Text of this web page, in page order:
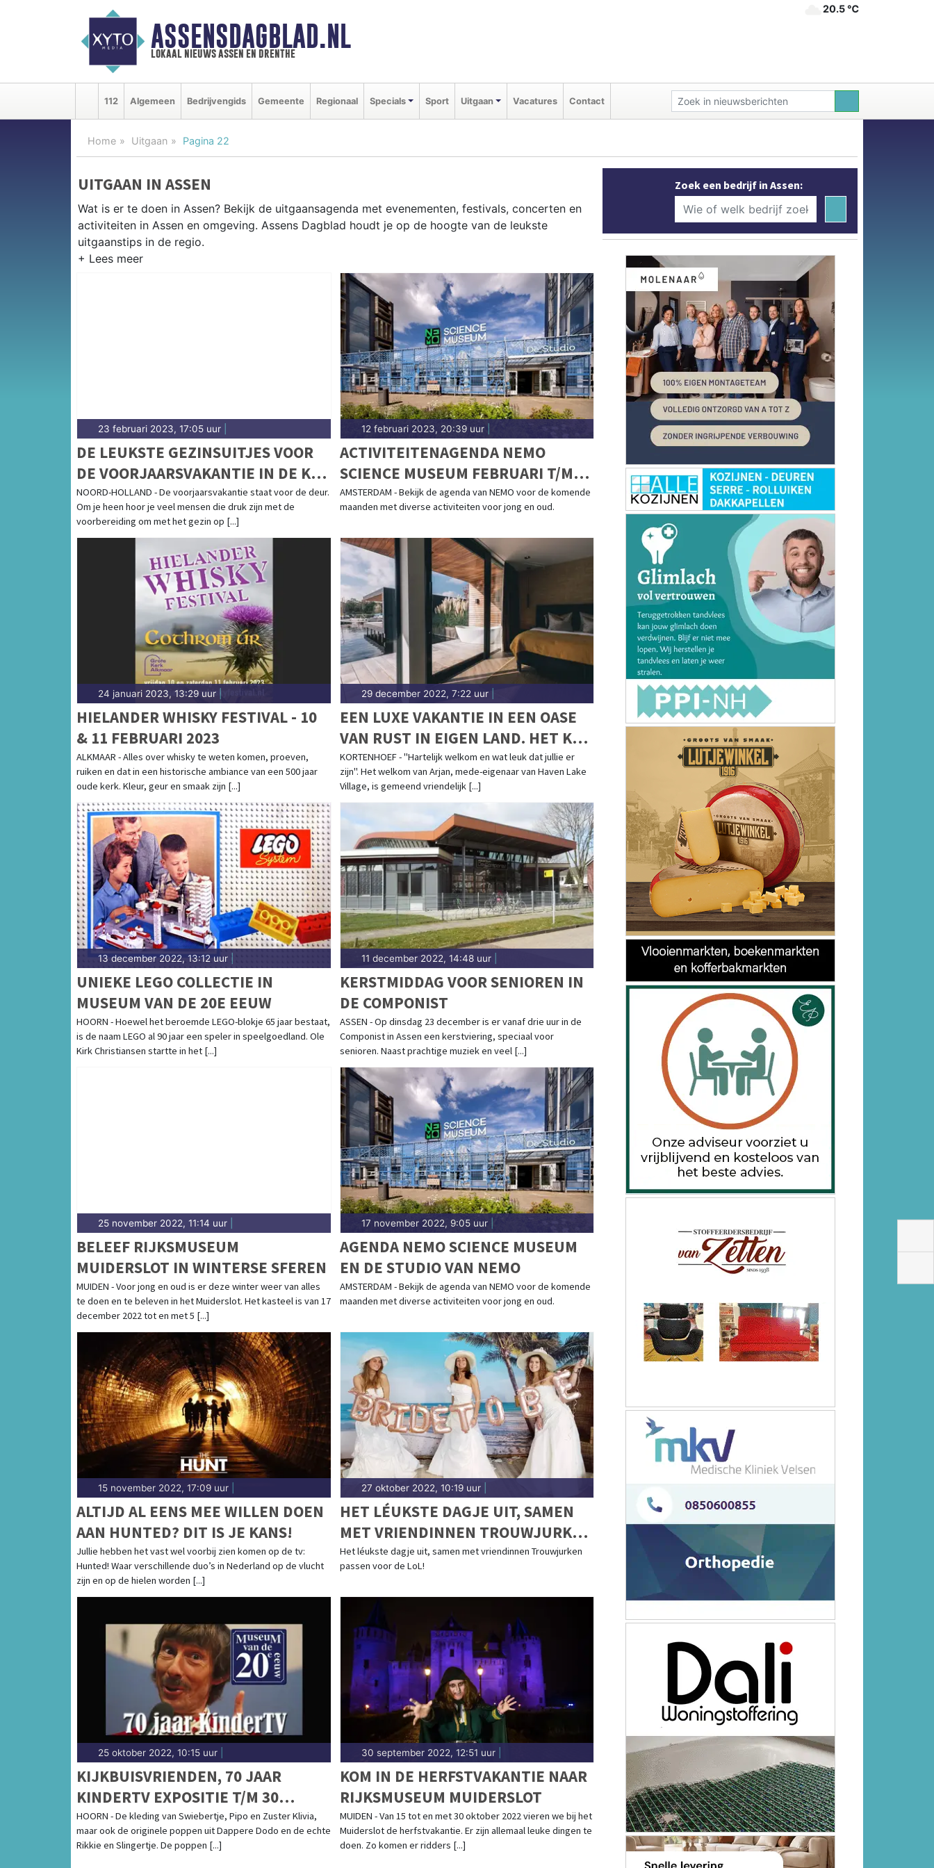
ASSENSDAGBLAD.NL
lokaal nieuws assen en drenthe
20.5 ℃
112 Algemeen Bedrijvengids Gemeente Regionaal Specials Sport Uitgaan Vacatures Contact
Home Uitgaan Pagina 22
UITGAAN IN ASSEN
Wat is er te doen in Assen? Bekijk de uitgaansagenda met evenementen, festivals, concerten en
activiteiten in Assen en omgeving. Assens Dagblad houdt je op de hoogte van de leukste
uitgaanstips in de regio.
Van markten en culturele evenementen tot muziekfestivals en culinaire events - ontdek het
23 februari 2023, 17:05 uur
DE LEUKSTE GEZINSUITJES VOOR
DE VOORJAARSVAKANTIE IN DE KOP
VAN NOORD-HOLLAND
NOORD-HOLLAND - De voorjaarsvakantie staat voor de deur.
Om je heen hoor je veel mensen die druk zijn met de
voorbereiding om met het gezin op [...]
12 februari 2023, 20:39 uur|
ACTIVITEITENAGENDA NEMO
SCIENCE MUSEUM FEBRUARI T/M
APRIL
AMSTERDAM - Bekijk de agenda van NEMO voor de komende
maanden met diverse activiteiten voor jong en oud.
24 januari 2023, 13:29 uur
HIELANDER WHISKY FESTIVAL - 10
& 11 FEBRUARI 2023
ALKMAAR - Alles over whisky te weten komen, proeven,
ruiken en dat in een historische ambiance van een 500 jaar
oude kerk. Kleur, geur en smaak zijn [...]
29 december 2022, 7:22 uur|
EEN LUXE VAKANTIE IN EEN OASE
VAN RUST IN EIGEN LAND. HET KAN
BIJ HAVEN LAKE VILLAGE!
KORTENHOEF - "Hartelijk welkom en wat leuk dat jullie er
zijn". Het welkom van Arjan, mede-eigenaar van Haven Lake
Village, is gemeend vriendelijk [...]
13 december 2022, 13:12 uur
UNIEKE LEGO COLLECTIE IN
MUSEUM VAN DE 20E EEUW
HOORN - Hoewel het beroemde LEGO-blokje 65 jaar bestaat,
is de naam LEGO al 90 jaar een speler in speelgoedland. Ole
Kirk Christiansen startte in het [...]
11 december 2022, 14:48 uur|
KERSTMIDDAG VOOR SENIOREN IN
DE COMPONIST
ASSEN - Op dinsdag 23 december is er vanaf drie uur in de
Componist in Assen een kerstviering, speciaal voor
senioren. Naast prachtige muziek en veel [...]
25 november 2022, 11:14 uur
BELEEF RIJKSMUSEUM
MUIDERSLOT IN WINTERSE SFEREN
MUIDEN - Voor jong en oud is er deze winter weer van alles
te doen en te beleven in het Muiderslot. Het kasteel is van 17
december 2022 tot en met 5 [...]
17 november 2022, 9:05 uur|
AGENDA NEMO SCIENCE MUSEUM
EN DE STUDIO VAN NEMO
AMSTERDAM - Bekijk de agenda van NEMO voor de komende
maanden met diverse activiteiten voor jong en oud.
15 november 2022, 17:09 uur
ALTIJD AL EENS MEE WILLEN DOEN
AAN HUNTED? DIT IS JE KANS!
Jullie hebben het vast wel voorbij zien komen op de tv:
Hunted! Waar verschillende duo’s in Nederland op de vlucht
zijn en op de hielen worden [...]
27 oktober 2022, 10:19 uur|
HET LÉUKSTE DAGJE UIT, SAMEN
MET VRIENDINNEN TROUWJURKEN
PASSEN VOOR DE LOL!
Het léukste dagje uit, samen met vriendinnen Trouwjurken
passen voor de LoL!
25 oktober 2022, 10:15 uur
KIJKBUISVRIENDEN, 70 JAAR
KINDERTV EXPOSITIE T/M 30
DECEMBER IN MUSEUM VAN DE 20E
EEUW
HOORN - De kleding van Swiebertje, Pipo en Zuster Klivia,
maar ook de originele poppen uit Dappere Dodo en de echte
Rikkie en Slingertje. De poppen [...]
30 september 2022, 12:51 uur|
KOM IN DE HERFSTVAKANTIE NAAR
RIJKSMUSEUM MUIDERSLOT
MUIDEN - Van 15 tot en met 30 oktober 2022 vieren we bij het
Muiderslot de herfstvakantie. Er zijn allemaal leuke dingen te
doen. Zo komen er ridders [...]
Zoek een bedrijf in Assen: